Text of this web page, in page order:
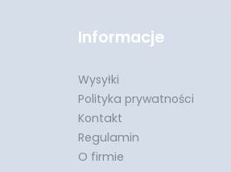
Informacje
Wysyłki
Polityka prywatności
Kontakt
Regulamin
O firmie